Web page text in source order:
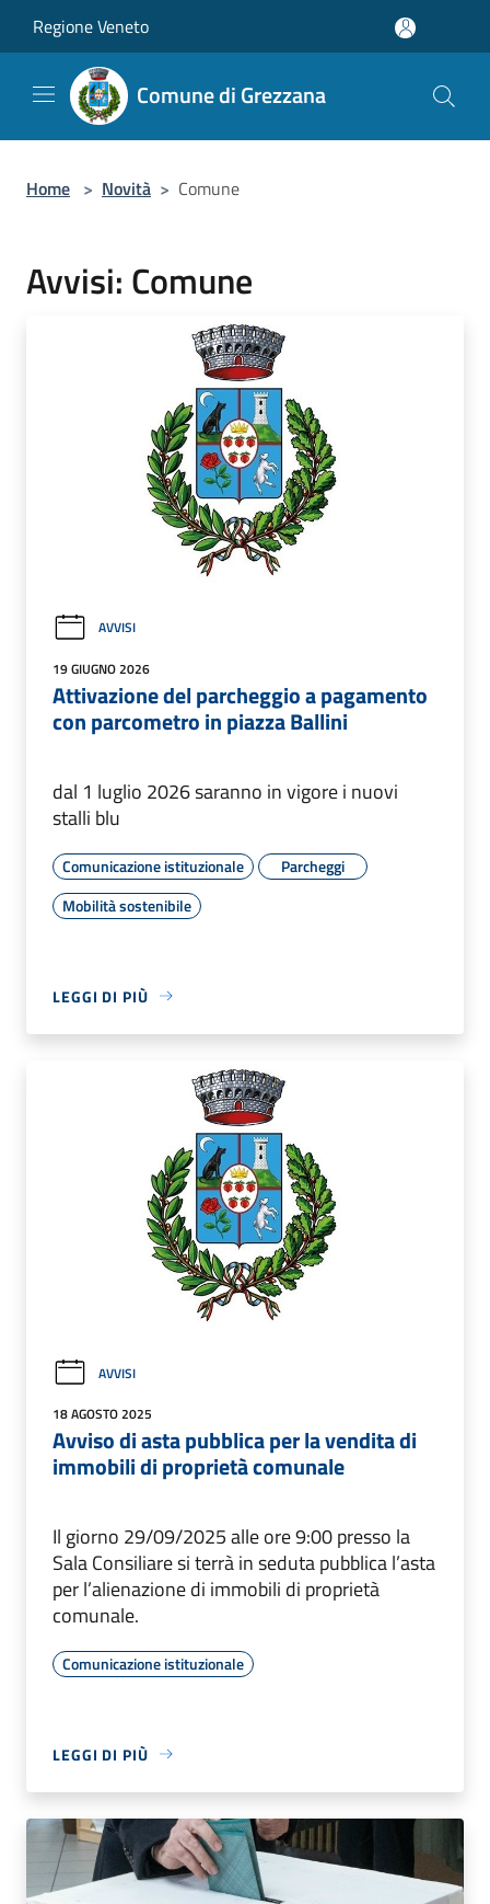
Regione Veneto
Comune di Grezzana
Home > Novità > Comune
Avvisi: Comune
AVVISI
19 GIUGNO 2026
Attivazione del parcheggio a pagamento
con parcometro in piazza Ballini
dal 1 luglio 2026 saranno in vigore i nuovi
stalli blu
Comunicazione istituzionale
Parcheggi
Mobilità sostenibile
LEGGI DI PIÙ
AVVISI
18 AGOSTO 2025
Avviso di asta pubblica per la vendita di
immobili di proprietà comunale
Il giorno 29/09/2025 alle ore 9:00 presso la
Sala Consiliare si terrà in seduta pubblica l’asta
per l’alienazione di immobili di proprietà
comunale.
Comunicazione istituzionale
LEGGI DI PIÙ